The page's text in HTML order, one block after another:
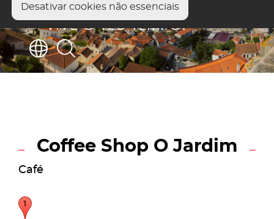
Desativar cookies não essenciais
Coffee Shop O Jardim
Café